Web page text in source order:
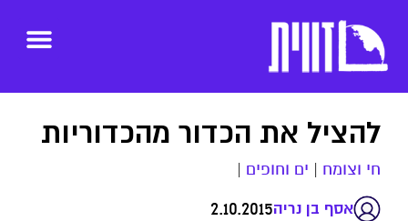
להציל את הכדור מהכדוריות
חי וצומח | ים וחופים |
אסף בן נריה2.10.2015